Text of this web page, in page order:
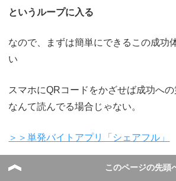
というループに入る
なので、まずは簡単にできるこの成功
い
スマホにQRコードをかざせば成功へ
なんて読んでる場合じゃない。
＞＞単発バイトアプリ「シェアフル」
このページの先頭